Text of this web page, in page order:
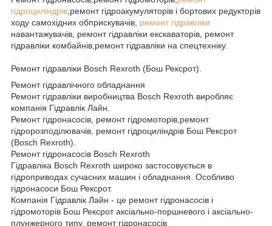
гідроциліндрів ,ремонт гідроакумуляторів і бортових редукторів
ходу самохідних обприскувачів, ремонт гідравліки
навантажувачів, ремонт гідравліки екскаваторів, ремонт
гідравліки комбайнів,ремонт гідравліки на спецтехніку.
Ремонт гідравліки Bosch Rexroth (Бош Рексрот).
Ремонт гідравлічного обладнання
Ремонт гідравліки виробництва Bosch Rexroth виробляє
компанія Гідравлік Лайн.
Ремонт гідронасосів, ремонт гідромоторів,ремонт
гідророзподілювачів, ремонт гідроциліндрів Бош Рексрот
(Bosch Rexroth).
Ремонт гідронасосів Bosch Rexroth
Гідравліка Bosch Rexroth широко застосовується в
гідроприводах сучасних машин і обладнання. Особливо
гідронасоси Бош Рексрот.
Компанія Гідравлік Лайн - це ремонт гідронасосів і
гідромоторів Бош Рексрот аксіально-поршневого і аксіально-
плунжерного типу. ремонт гідронасосів